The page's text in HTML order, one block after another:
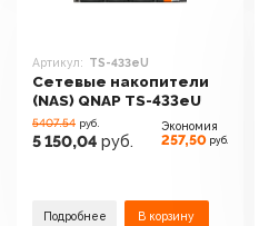
Артикул: TS-433eU
Сетевые накопители
(NAS) QNAP TS-433eU
5407.54 руб.
5 150,04 руб.
Экономия
257,50 руб.
Подробнее В корзину